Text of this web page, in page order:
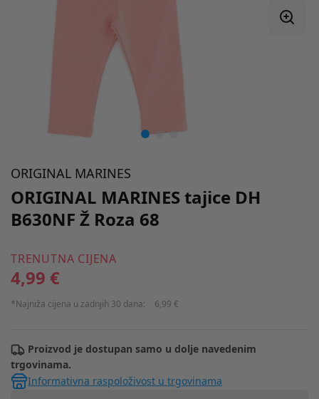
ORIGINAL MARINES
ORIGINAL MARINES tajice DH
B630NF Ž Roza 68
TRENUTNA CIJENA
4,99 €
*Najniža cijena u zadnjih 30 dana: 6,99 €
Proizvod je dostupan samo u dolje navedenim
trgovinama.
Informativna raspoloživost u trgovinama